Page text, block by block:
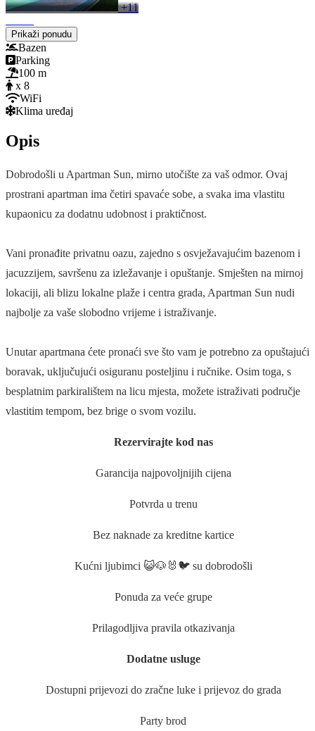
+11
Prikaži ponudu
Bazen
Parking
100 m
x 8
WiFi
Klima uređaj
Opis
Dobrodošli u Apartman Sun, mirno utočište za vaš odmor. Ovaj
prostrani apartman ima četiri spavaće sobe, a svaka ima vlastitu
kupaonicu za dodatnu udobnost i praktičnost.
Vani pronađite privatnu oazu, zajedno s osvježavajućim bazenom i
jacuzzijem, savršenu za izležavanje i opuštanje. Smješten na mirnoj
lokaciji, ali blizu lokalne plaže i centra grada, Apartman Sun nudi
najbolje za vaše slobodno vrijeme i istraživanje.
Unutar apartmana ćete pronaći sve što vam je potrebno za opuštajući
boravak, uključujući osiguranu posteljinu i ručnike. Osim toga, s
besplatnim parkiralištem na licu mjesta, možete istraživati ​​područje
vlastitim tempom, bez brige o svom vozilu.
Rezervirajte kod nas
Garancija najpovoljnijih cijena
Potvrda u trenu
Bez naknade za kreditne kartice
Kućni ljubimci 😺🐶🐰🐦 su dobrodošli
Ponuda za veće grupe
Prilagodljiva pravila otkazivanja
Dodatne usluge
Dostupni prijevozi do zračne luke i prijevoz do grada
Party brod